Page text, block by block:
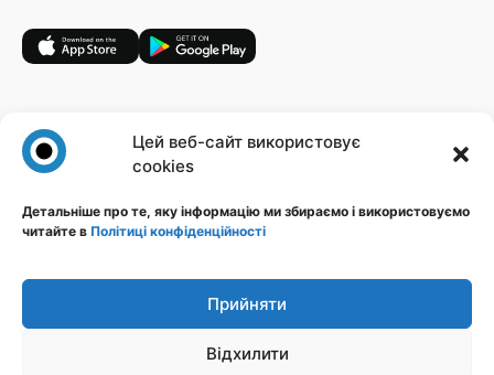
Цей веб-сайт використовує
cookies
Детальніше про те, яку інформацію ми збираємо і використовуємо
читайте в Політиці конфіденційності
Прийняти
Відхилити
sales@novatalks.com.ua
Форма зворотного зв'язку
Ідеї
Правова інформація